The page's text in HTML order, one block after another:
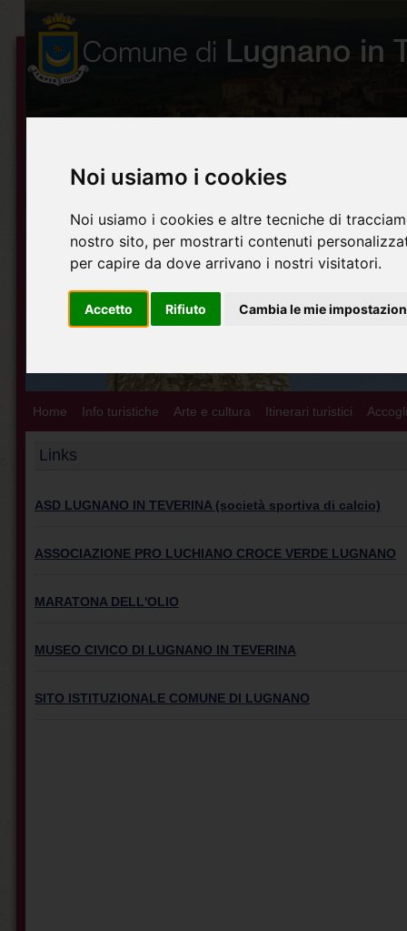
Noi usiamo i cookies
Noi usiamo i cookies e altre tecniche di
nostro sito, per mostrarti contenuti
per capire da dove arrivano i nostri visitatori.
Accetto Rifiuto Cambia le mie
Home Info turistiche Arte e cultura Itinerari turistici
Links
ASD LUGNANO IN TEVERINA (società sportiva di calcio)
ASSOCIAZIONE PRO LUCHIANO CROCE VERDE LUGNANO
MARATONA DELL'OLIO
MUSEO CIVICO DI LUGNANO IN TEVERINA
SITO ISTITUZIONALE COMUNE DI LUGNANO